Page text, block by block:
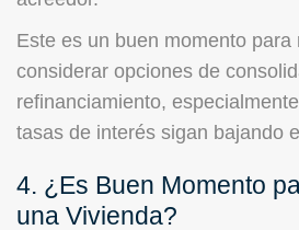
Este es un buen momento
considerar opciones de
refinanciamiento,
tasas de interés sigan bajando
4. ¿Es Buen Momento
una Vivienda?